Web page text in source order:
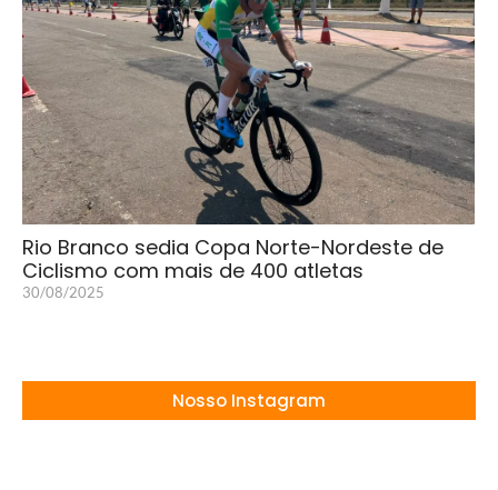
Rio Branco sedia Copa Norte-Nordeste de
Ciclismo com mais de 400 atletas
30/08/2025
Nosso Instagram